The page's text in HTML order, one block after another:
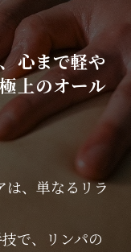
心まで軽や
上のオール
は、単なるリラ
で、リンパの